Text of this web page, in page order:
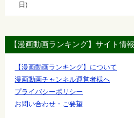
日
【漫画動画ランキング】サイト情報
【漫画動画ランキング】について
漫画動画チャンネル運営者様へ
プライバシーポリシー
お問い合わせ・ご要望